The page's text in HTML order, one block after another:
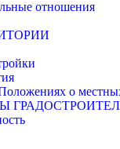
отношения
о